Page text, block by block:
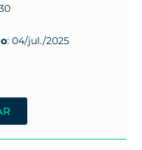
: 04/jul./2025